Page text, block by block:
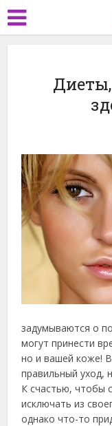
задумываются о
могут принести
но и вашей коже!
правильный уход,
К счастью, чтобы
исключать из
однако что-то